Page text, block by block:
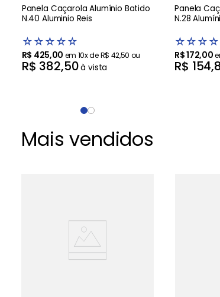
Panela Caçarola Alumínio Batido
N.40 Aluminio Reis
☆☆☆☆☆
R$ 425,00 em 10x deR$ 42,50 ou
R$ 382,50à vista
Panela
N.28
☆☆☆☆
R$172,00
R$ 154,
Mais vendidos